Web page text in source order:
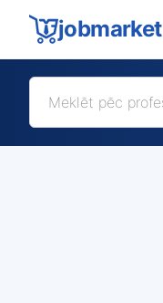
jobmarket